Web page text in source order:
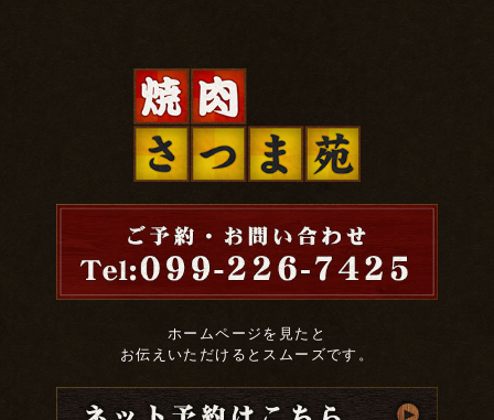
ホームページを見たと
お伝えいただけるとスムーズです。